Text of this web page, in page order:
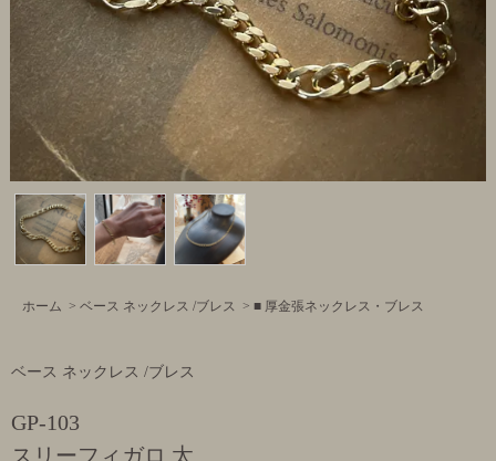
ホーム > ベース ネックレス /ブレス > ■ 厚金張ネックレス・ブレス
ベース ネックレス /ブレス
GP-103
スリーフィガロ 太